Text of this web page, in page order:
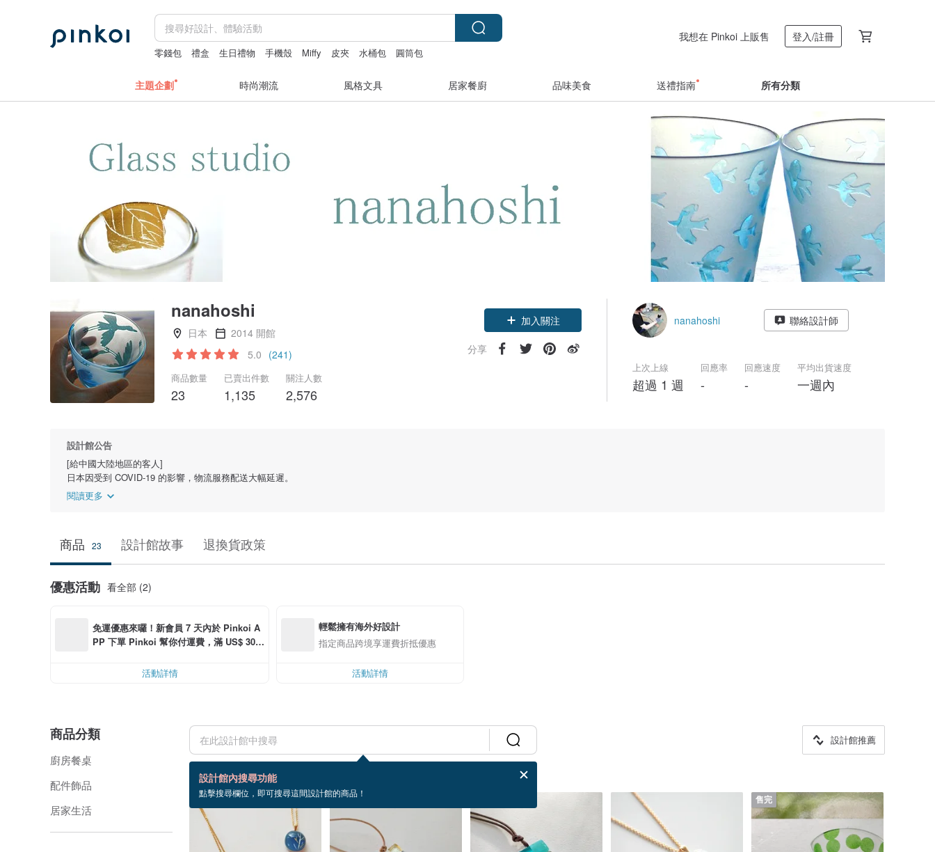
零錢包 禮盒 生日禮物 手機殼 Miffy 皮夾 水桶包 圓筒包
我想在 Pinkoi 上販售 登入/註冊
主題企劃 時尚潮流 風格文具 居家餐廚 品味美食 送禮指南 所有分類
nanahoshi
日本
2014 開館
5.0 (241)
商品數量
23
已賣出件數
1,135
關注人數
2,576
加入關注
分享
nanahoshi 聯絡設計師
上次上線
超過 1 週
回應率
-
回應速度
-
平均出貨速度
一週內
設計館公告
[給中國大陸地區的客人]
日本因受到 COVID-19 的影響，物流服務配送大幅延遲。
閱讀更多
商品 23 設計館故事 退換貨政策
優惠活動 看全部 (2)
免運優惠來囉！新會員 7 天內於 Pinkoi A
PP 下單 Pinkoi 幫你付運費，滿 US$ 30.0
活動詳情
輕鬆擁有海外好設計
指定商品跨境享運費折抵優惠
活動詳情
商品分類
廚房餐桌
配件飾品
居家生活
設計館內搜尋功能
點擊搜尋欄位，即可搜尋這間設計館的商品！
設計館推薦
23 個商品
售完